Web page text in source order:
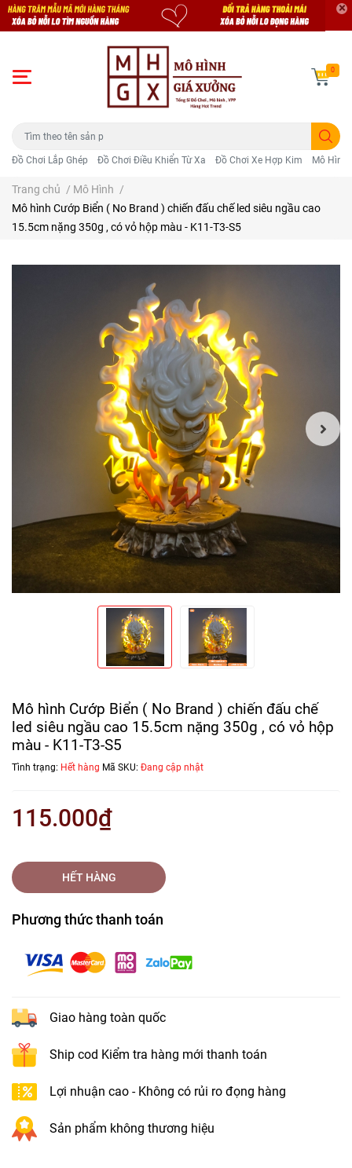
Đồ Chơi Lắp Ghép Đồ Chơi Điều Khiển Từ Xa Đồ Chơi Xe Hợp Kim Mô Hình
0
Trang chủ / Mô Hình /
Mô hình Cướp Biển ( No Brand ) chiến đấu chế led siêu ngầu cao
15.5cm nặng 350g , có vỏ hộp màu - K11-T3-S5
Mô hình Cướp Biển ( No Brand ) chiến đấu chế
led siêu ngầu cao 15.5cm nặng 350g , có vỏ hộp
màu - K11-T3-S5
Tình trạng: Hết hàng Mã SKU: Đang cập nhật
115.000₫
HẾT HÀNG
Phương thức thanh toán
Giao hàng toàn quốc
Ship cod Kiểm tra hàng mới thanh toán
Lợi nhuận cao - Không có rủi ro đọng hàng
Sản phẩm không thương hiệu